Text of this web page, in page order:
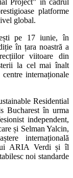
Project” în cadrul
platforme
global.
pe 17 iunie, în
în țara noastră a
viitoare din
la cel mai înalt
internaționale
Residential
Bucharest în urma
independent,
și Selman Yalcin,
internațională
ARIA Verdi și îl
noi standarde